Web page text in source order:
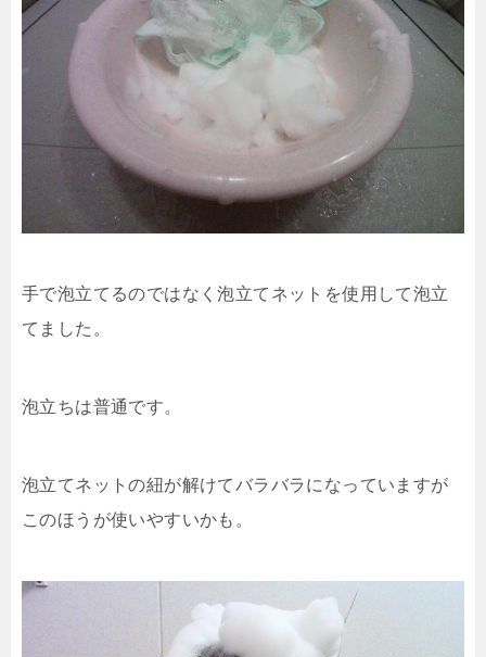
手で泡立てるのではなく泡立てネットを使用して泡立
てました。
泡立ちは普通です。
泡立てネットの紐が解けてバラバラになっていますが
このほうが使いやすいかも。